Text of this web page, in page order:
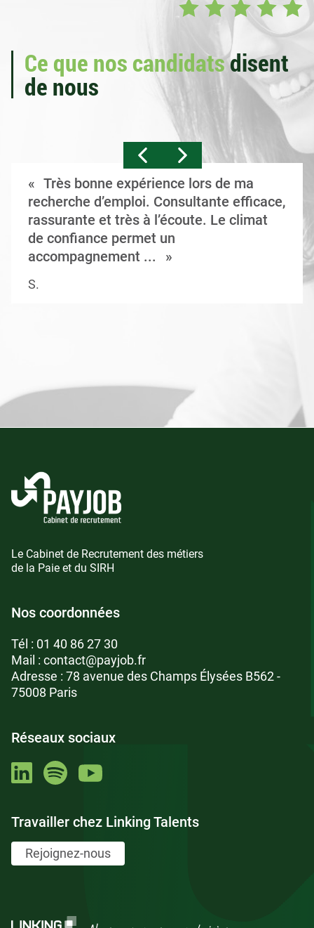
Ce que nos candidatsdisent
de nous
Très bonne expérience lors de ma
recherche d’emploi. Consultante efficace,
rassurante et très à l’écoute. Le climat
de confiance permet un
accompagnement ...
S.
Le Cabinet de Recrutement des métiers
de la Paie et du SIRH
Nos coordonnées
Tél : 01 40 86 27 30
Mail : contact@payjob.fr
Adresse : 78 avenue des Champs Élysées B562 -
75008 Paris
Réseaux sociaux
Travailler chez Linking Talents
Rejoignez-nous